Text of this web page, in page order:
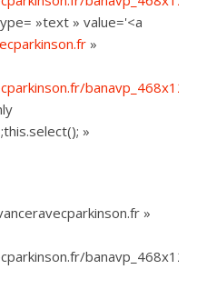
»text » value='<a
»
»
»